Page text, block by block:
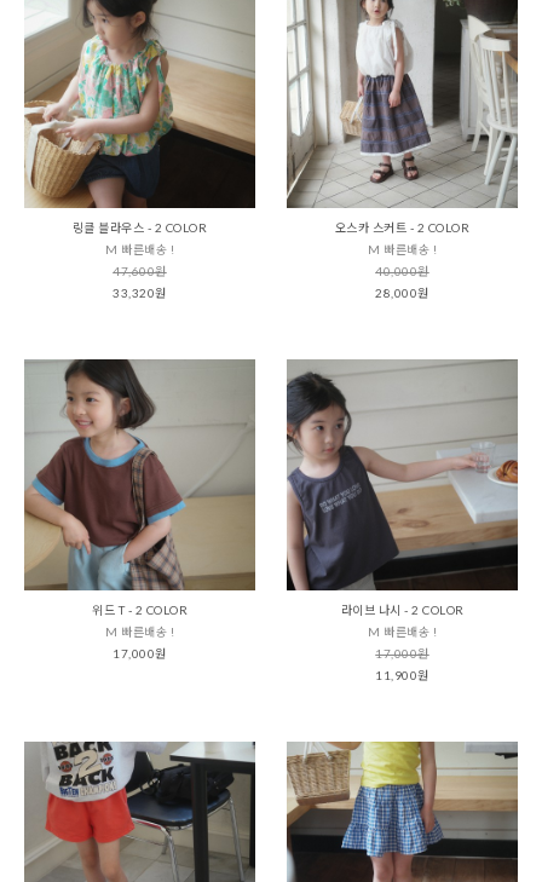
링클 블라우스 - 2 COLOR
M 빠른배송 !
47,600원
33,320원
오스카 스커트 - 2 COLOR
M 빠른배송 !
40,000원
28,000원
위드 T - 2 COLOR
M 빠른배송 !
17,000원
라이브 나시 - 2 COLOR
M 빠른배송 !
17,000원
11,900원